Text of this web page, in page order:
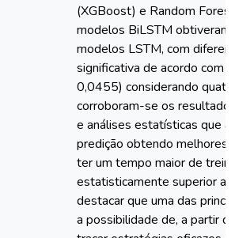
(XGBoost) e Random
modelos BiLSTM
modelos LSTM, com
significativa de acordo com
0,0455) considerando
corroboram-se os
e análises estatísticas que
predição obtendo melhores
ter um tempo maior de
estatisticamente superior a
destacar que uma das
a possibilidade de, a partir